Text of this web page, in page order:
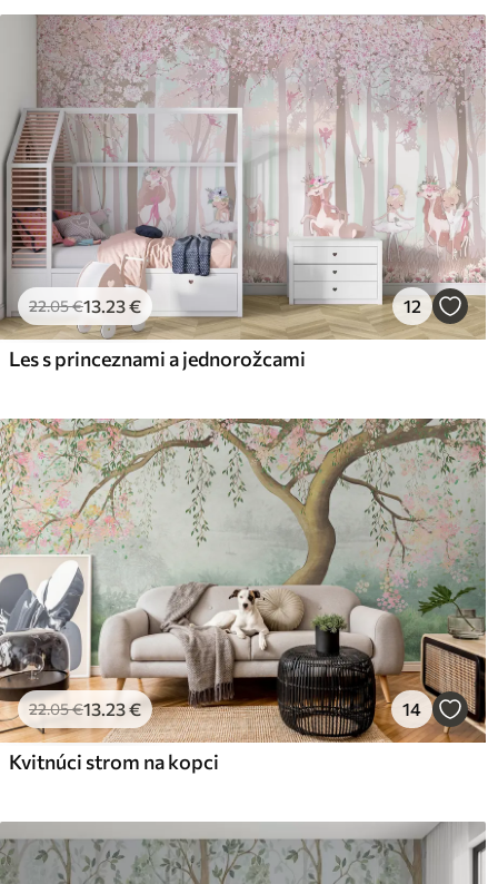
Čistenie
Tapetu môžete jemne
povrchovou úpravou sa
Spôsob aplikácie Plynulá aplikácia
Dostupné materiály
Štandard
45 .0027.00€ /m² 56
Prémiový vinyl
22.05€13 .23€ 12
Les s princeznami a jednorožcami
22.05€13.23€ 14
Kvitnúci strom na kopci